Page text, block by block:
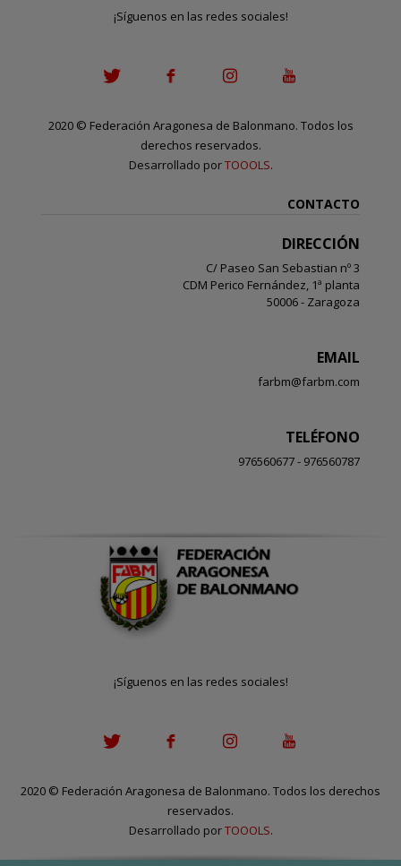
¡Síguenos en las redes sociales!
2020 © Federación Aragonesa de Balonmano. Todos los
derechos reservados.
Desarrollado porTOOOLS.
CONTACTO
DIRECCIÓN
C/ Paseo San Sebastian nº 3
CDM Perico Fernández, 1ª planta
50006 - Zaragoza
EMAIL
farbm@farbm.com
TELÉFONO
976560677 - 976560787
¡Síguenos en las redes sociales!
2020 © Federación Aragonesa de Balonmano. Todos los derechos
reservados.
Desarrollado porTOOOLS.